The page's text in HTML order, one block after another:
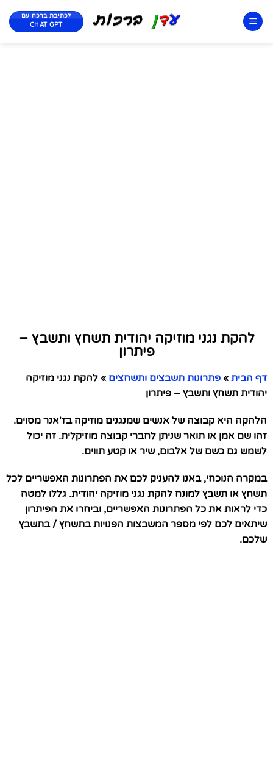
לכתיבת ברכה עם
CHAT GPT
להקת נגני מוזיקה יהודית תשחץ ותשבץ –
פיתרון
דף הבית » פתרונות תשבצים ותשחצים » להקת נגני מוזיקה
יהודית תשחץ ותשבץ – פיתרון
הלהקה היא קבוצה של אנשים שמנגנים מוזיקה בז'אנר מסוים.
זהו שם אמן או תואר שניתן לחברי קבוצה מוזיקלית. זה יכול
לשמש גם כשם של אלבום, שיר או קטע תווים.
במקרה הנוכחי, באנו להעניק לכם את הפתרונות האפשריים לכל
תשחץ או תשבץ למונח להקת נגני מוזיקה יהודית. גללו למטה
כדי לראות את כל הפתרונות האפשריים, וביחרו את הפיתרון
שיתאים לכם לפי מספר המשבצות הפנויות בתשחץ / בתשבץ
שלכם.